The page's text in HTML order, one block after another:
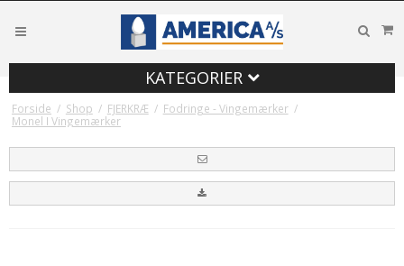
KATEGORIER
Forside / Shop / FJERKRÆ / Fodringe - Vingemærker /
Monel I Vingemærker